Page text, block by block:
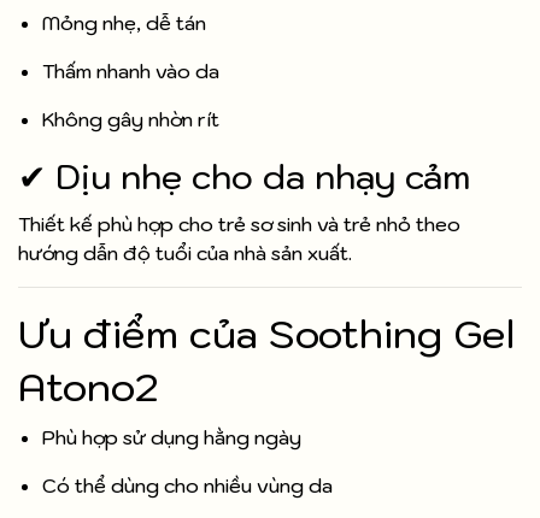
Mỏng nhẹ, dễ tán
Thấm nhanh vào da
Không gây nhờn rít
✔ Dịu nhẹ cho da nhạy cảm
Thiết kế phù hợp cho trẻ sơ sinh và trẻ nhỏ theo
hướng dẫn độ tuổi của nhà sản xuất.
Ưu điểm của Soothing Gel
Atono2
Phù hợp sử dụng hằng ngày
Có thể dùng cho nhiều vùng da